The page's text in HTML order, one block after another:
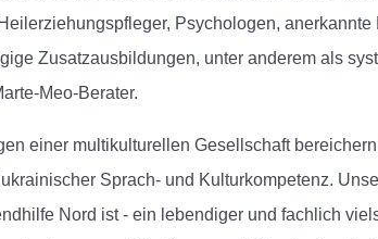
Psychologen,
Zusatzausbildungen, unter anderem als
Meo-Berater.
einer multikulturellen Gesellschaft
Sprach- und Kulturkompetenz.
Nord ist - ein lebendiger und fachlich